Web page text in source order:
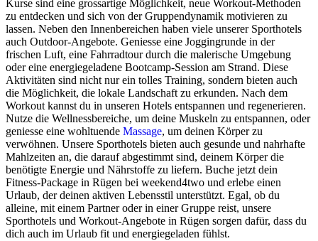
Kurse sind eine grossartige Möglichkeit, neue Workout-Methoden
zu entdecken und sich von der Gruppendynamik motivieren zu
lassen. Neben den Innenbereichen haben viele unserer Sporthotels
auch Outdoor-Angebote. Geniesse eine Joggingrunde in der
frischen Luft, eine Fahrradtour durch die malerische Umgebung
oder eine energiegeladene Bootcamp-Session am Strand. Diese
Aktivitäten sind nicht nur ein tolles Training, sondern bieten auch
die Möglichkeit, die lokale Landschaft zu erkunden. Nach dem
Workout kannst du in unseren Hotels entspannen und regenerieren.
Nutze die Wellnessbereiche, um deine Muskeln zu entspannen, oder
geniesse eine wohltuende Massage, um deinen Körper zu
verwöhnen. Unsere Sporthotels bieten auch gesunde und nahrhafte
Mahlzeiten an, die darauf abgestimmt sind, deinem Körper die
benötigte Energie und Nährstoffe zu liefern. Buche jetzt dein
Fitness-Package in Rügen bei weekend4two und erlebe einen
Urlaub, der deinen aktiven Lebensstil unterstützt. Egal, ob du
alleine, mit einem Partner oder in einer Gruppe reist, unsere
Sporthotels und Workout-Angebote in Rügen sorgen dafür, dass du
dich auch im Urlaub fit und energiegeladen fühlst.